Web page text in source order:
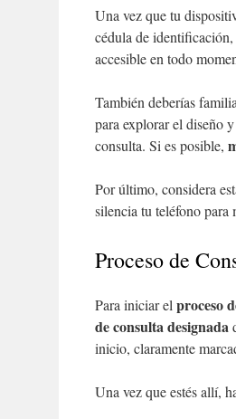
Una vez que tu
cédula de identificación,
accesible en todo
También deberías
para explorar el diseño
consulta. Si es posible,
Por último, considera
silencia tu teléfono para
Proceso de
Para iniciar el proceso
de consulta designada
inicio, claramente
Una vez que estés allí,